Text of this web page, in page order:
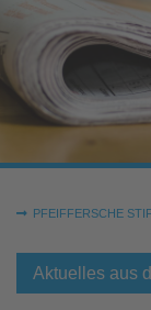
Sie sind hier:
PFEIFFERSCHE
Aktuelles aus